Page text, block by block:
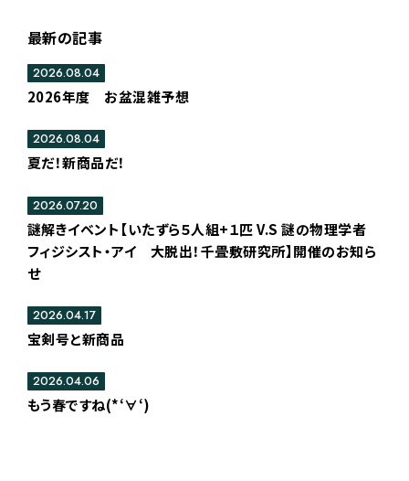
最新の記事
2026年度 お盆混雑予想
2026.08.04
夏だ！新商品だ！
2026.08.04
謎解きイベント【いたずら５人組+１匹 V.S 謎の物理学者
フィジシスト・アイ 大脱出！千畳敷研究所】開催のお知ら
せ
2026.07.20
宝剣号と新商品
2026.04.17
もう春ですね(*‘∀‘)
2026.04.06